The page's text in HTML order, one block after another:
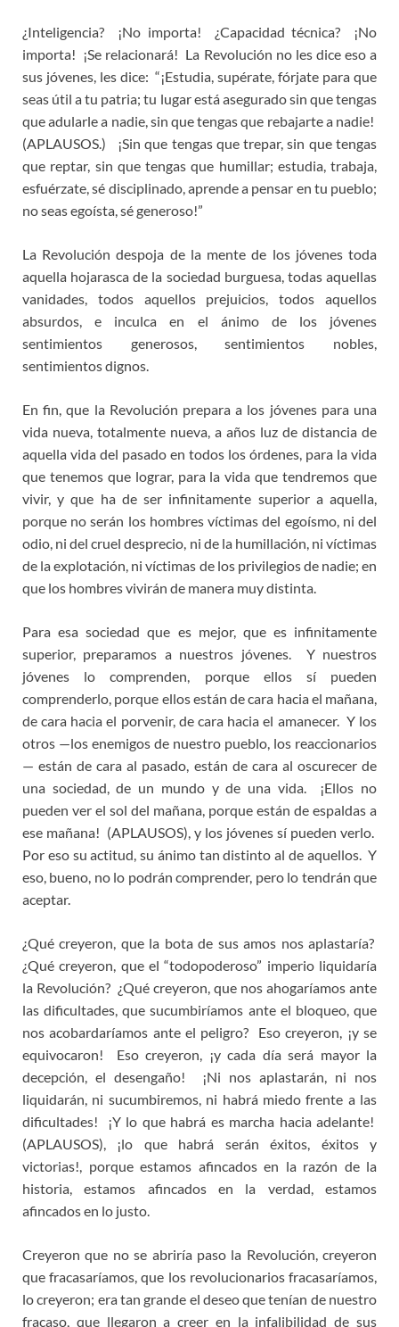
¿Inteligencia? ¡No importa! ¿Capacidad técnica? ¡No
importa! ¡Se relacionará! La Revolución no les dice eso a
sus jóvenes, les dice: “¡Estudia, supérate, fórjate para que
seas útil a tu patria; tu lugar está asegurado sin que tengas
que adularle a nadie, sin que tengas que rebajarte a nadie!
(APLAUSOS.) ¡Sin que tengas que trepar, sin que tengas
que reptar, sin que tengas que humillar; estudia, trabaja,
esfuérzate, sé disciplinado, aprende a pensar en tu pueblo;
no seas egoísta, sé generoso!”
La Revolución despoja de la mente de los jóvenes toda
aquella hojarasca de la sociedad burguesa, todas aquellas
vanidades, todos aquellos prejuicios, todos aquellos
absurdos, e inculca en el ánimo de los jóvenes
sentimientos generosos, sentimientos nobles,
sentimientos dignos.
En fin, que la Revolución prepara a los jóvenes para una
vida nueva, totalmente nueva, a años luz de distancia de
aquella vida del pasado en todos los órdenes, para la vida
que tenemos que lograr, para la vida que tendremos que
vivir, y que ha de ser infinitamente superior a aquella,
porque no serán los hombres víctimas del egoísmo, ni del
odio, ni del cruel desprecio, ni de la humillación, ni víctimas
de la explotación, ni víctimas de los privilegios de nadie; en
que los hombres vivirán de manera muy distinta.
Para esa sociedad que es mejor, que es infinitamente
superior, preparamos a nuestros jóvenes. Y nuestros
jóvenes lo comprenden, porque ellos sí pueden
comprenderlo, porque ellos están de cara hacia el mañana,
de cara hacia el porvenir, de cara hacia el amanecer. Y los
otros —los enemigos de nuestro pueblo, los reaccionarios
— están de cara al pasado, están de cara al oscurecer de
una sociedad, de un mundo y de una vida. ¡Ellos no
pueden ver el sol del mañana, porque están de espaldas a
ese mañana! (APLAUSOS), y los jóvenes sí pueden verlo.
Por eso su actitud, su ánimo tan distinto al de aquellos. Y
eso, bueno, no lo podrán comprender, pero lo tendrán que
aceptar.
¿Qué creyeron, que la bota de sus amos nos aplastaría?
¿Qué creyeron, que el “todopoderoso” imperio liquidaría
la Revolución? ¿Qué creyeron, que nos ahogaríamos ante
las dificultades, que sucumbiríamos ante el bloqueo, que
nos acobardaríamos ante el peligro? Eso creyeron, ¡y se
equivocaron! Eso creyeron, ¡y cada día será mayor la
decepción, el desengaño! ¡Ni nos aplastarán, ni nos
liquidarán, ni sucumbiremos, ni habrá miedo frente a las
dificultades! ¡Y lo que habrá es marcha hacia adelante!
(APLAUSOS), ¡lo que habrá serán éxitos, éxitos y
victorias!, porque estamos afincados en la razón de la
historia, estamos afincados en la verdad, estamos
afincados en lo justo.
Creyeron que no se abriría paso la Revolución, creyeron
que fracasaríamos, que los revolucionarios fracasaríamos,
lo creyeron; era tan grande el deseo que tenían de nuestro
fracaso, que llegaron a creer en la infalibilidad de sus